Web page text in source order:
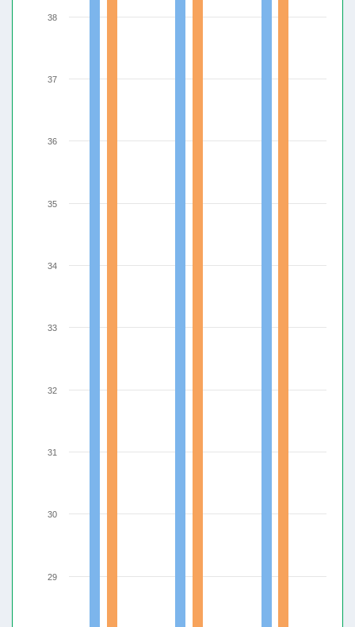
29
30
31
32
33
34
35
36
37
38